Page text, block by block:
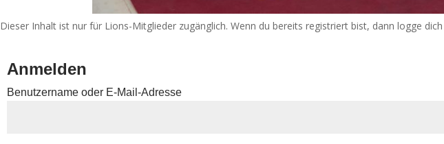
Dieser Inhalt ist nur für Lions-Mitglieder zugänglich. Wenn du bereits registriert bist, dann logge
Anmelden
Benutzername oder E-Mail-Adresse